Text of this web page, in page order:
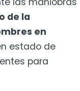
de la
en
estado de
para